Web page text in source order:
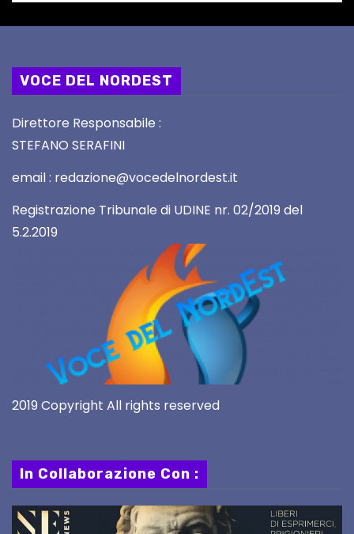
VOCE DEL NORDEST
Direttore Responsabile :
STEFANO SERAFINI
email : redazione@vocedelnordest.it
Registrazione Tribunale di UDINE nr. 02/2019 del
5.2.2019
2019 Copyright All rights reserved
In Collaborazione Con :